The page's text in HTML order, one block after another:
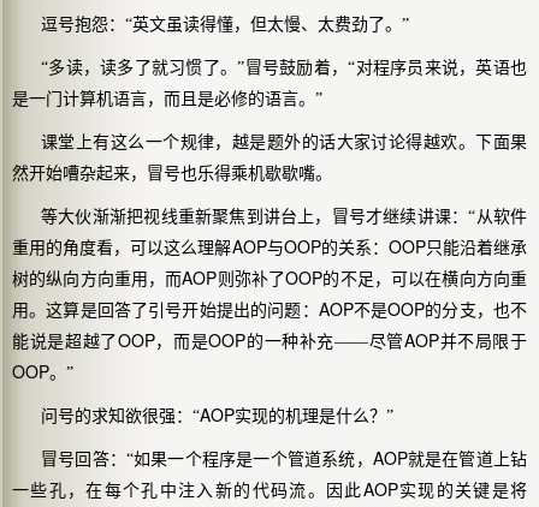
逗号抱怨：“英文虽读得懂，但太慢、太费劲了。”
“多读，读多了就习惯了。”冒号鼓励着，“对程序员来说，英语也
是一门计算机语言，而且是必修的语言。”
课堂上有这么一个规律，越是题外的话大家讨论得越欢。下面果
然开始嘈杂起来，冒号也乐得乘机歇歇嘴。
等大伙渐渐把视线重新聚焦到讲台上，冒号才继续讲课：“从软件
重用的角度看，可以这么理解AOP与OOP的关系： OOP只能沿着继承
树的纵向方向重用，而AOP则弥补了OOP的不足，可以在横向方向重
用。这算是回答了引号开始提出的问题： AOP不是OOP的分支，也不
能说是超越了OOP，而是OOP的一种补充——尽管AOP并不局限于
OOP。”
问号的求知欲很强：“AOP实现的机理是什么？”
冒号回答：“如果一个程序是一个管道系统， AOP就是在管道上钻
一些孔，在每个孔中注入新的代码流。因此AOP实现的关键是将